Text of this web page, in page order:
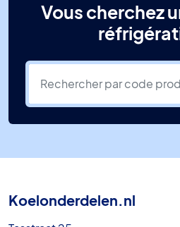
Vous cherchez
Koelonderdelen.nl